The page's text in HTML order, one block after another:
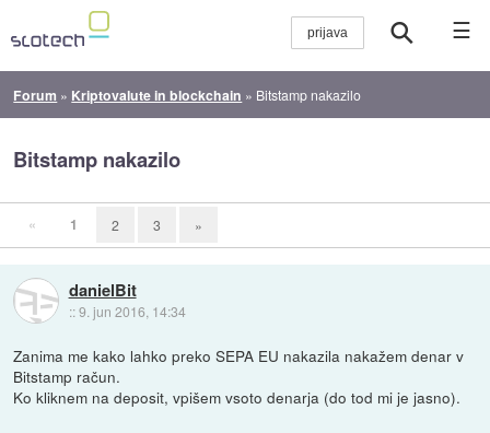
☰
Forum » Kriptovalute in blockchain » Bitstamp nakazilo
Bitstamp nakazilo
« 1 2 3 »
danielBit
::9. jun 2016, 14:34
Zanima me kako lahko preko SEPA EU nakazila nakažem denar v
Bitstamp račun.
Ko kliknem na deposit, vpišem vsoto denarja (do tod mi je jasno).